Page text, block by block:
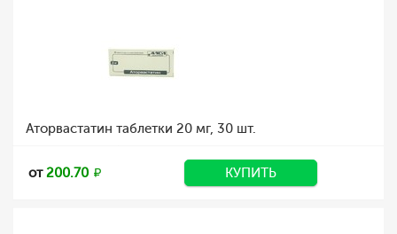
Аторвастатин таблетки 20 мг, 30 шт.
от200.70 КУПИТЬ